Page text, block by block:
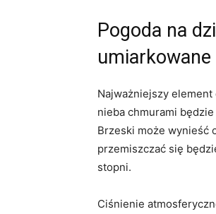
Pogoda na
umiarkowane
Najważniejszy
nieba chmurami
Brzeski może wynieść
przemiszczać się
stopni.
Ciśnienie